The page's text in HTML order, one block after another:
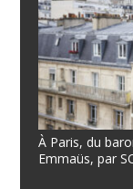
À Paris, du
Emmaüs, par